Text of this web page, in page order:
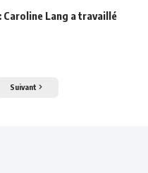
Lang a travaillé
Suivant